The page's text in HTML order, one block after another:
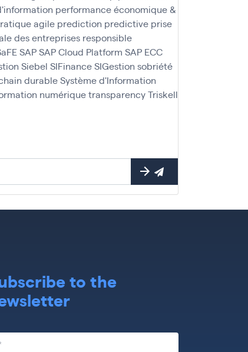
performance économique &
agile prediction predictive prise
des entreprises responsible
SAPSAP Cloud Platform SAP ECC
Siebel SIFinanceSIGestion sobriété
durableSystème d'Information
numériquetransparencyTriskell
to the